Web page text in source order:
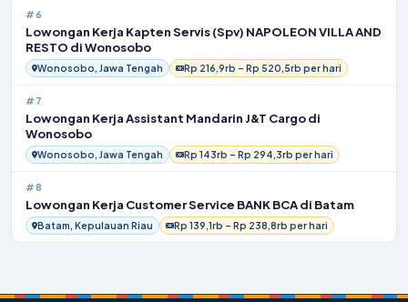
#6
Lowongan Kerja Kapten Servis (Spv) NAPOLEON VILLA AND
RESTO di Wonosobo
Wonosobo, Jawa Tengah Rp 216,9rb – Rp 520,5rb per hari
#7
Lowongan Kerja Assistant Mandarin J&T Cargo di
Wonosobo
Wonosobo, Jawa Tengah Rp 143rb – Rp 294,3rb per hari
#8
Lowongan Kerja Customer Service BANK BCA di Batam
Batam, Kepulauan Riau Rp 139,1rb – Rp 238,8rb per hari